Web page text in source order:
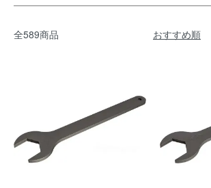
全589商品 おすすめ順